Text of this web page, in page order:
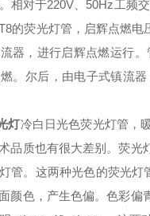
相对于220V、50Hz工频
的荧光灯管，启辉点燃
器，进行启辉点燃运行
。尔后，由电子式镇流
灯冷白日光色荧光灯管，
品质也有很大差别。荧
管。这两种光色的荧光
颜色，产生色偏。色彩